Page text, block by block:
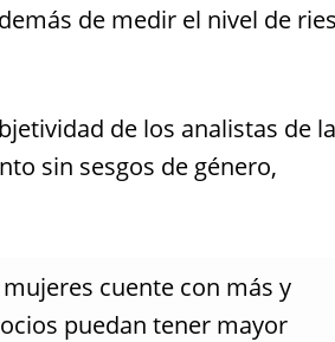
de medir el nivel de
de los analistas de
sin sesgos de género,
cuente con más y
puedan tener mayor